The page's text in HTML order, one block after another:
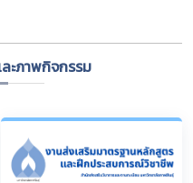
ะภาพกิจกรรม